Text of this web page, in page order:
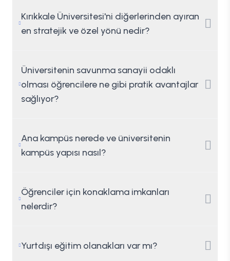
Kırıkkale Üniversitesi'ni diğerlerinden ayıran
en stratejik ve özel yönü nedir?
Üniversitenin savunma sanayii odaklı
olması öğrencilere ne gibi pratik avantajlar
sağlıyor?
Ana kampüs nerede ve üniversitenin
kampüs yapısı nasıl?
Öğrenciler için konaklama imkanları
nelerdir?
Yurtdışı eğitim olanakları var mı?